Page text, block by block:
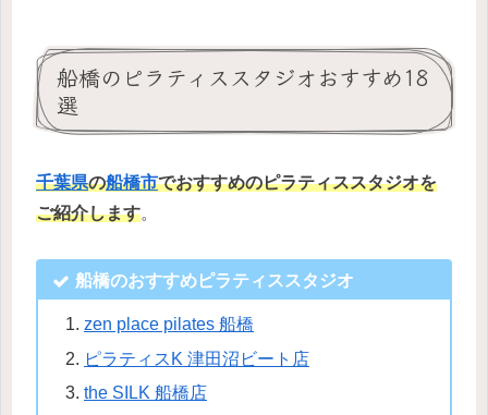
船橋のピラティススタジオおすすめ18
選
千葉県の船橋市でおすすめのピラティススタジオを
ご紹介します。
船橋のおすすめピラティススタジオ
zen place pilates 船橋
ピラティスK 津田沼ビート店
the SILK 船橋店